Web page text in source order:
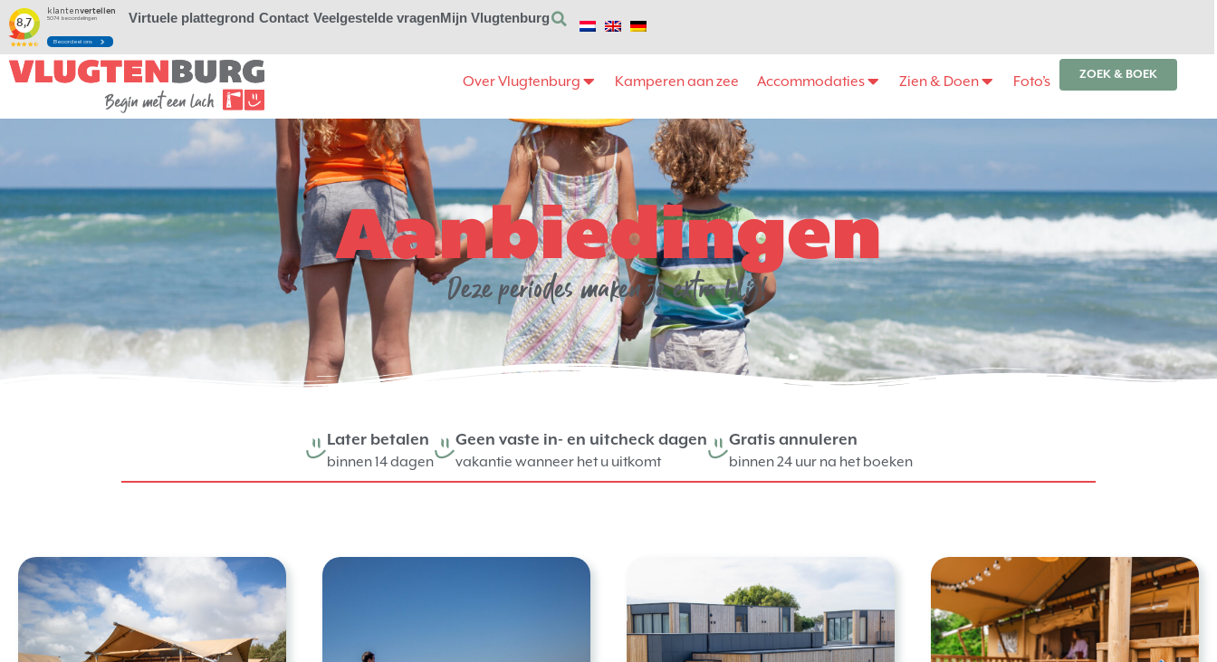
Virtuele plattegrond Contact Veelgestelde vragenMijn Vlugtenburg
Over Vlugtenburg Kamperen aan zee Accommodaties Zien & Doen Foto’s ZOEK & BOEK
Aanbiedingen
Deze periodes maken je extra blij!
Later betalen
binnen 14 dagen
Geen vaste in- en uitcheck dagen
vakantie wanneer het u uitkomt
Gratis annuleren
binnen 24 uur na het boeken